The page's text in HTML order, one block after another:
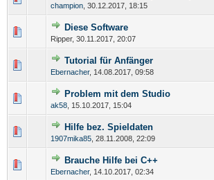
champion 30.12.2017, 18:15
Diese Software
Ripper, 30.11.2017, 20:07
Tutorial für Anfänger
Ebernacher, 14.08.2017, 09:58
Problem mit dem Studio
ak58 15.10.2017, 15:04
Hilfe bez. Spieldaten
1907mika85 28.11.2008, 22:09
Brauche Hilfe bei C++
Ebernacher, 14.10.2017, 02:34